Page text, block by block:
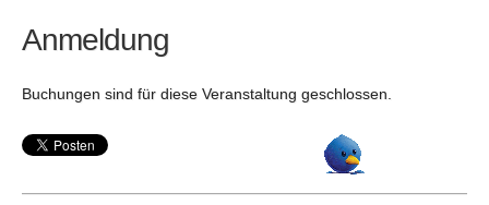
Anmeldung
Buchungen sind für diese Veranstaltung geschlossen.